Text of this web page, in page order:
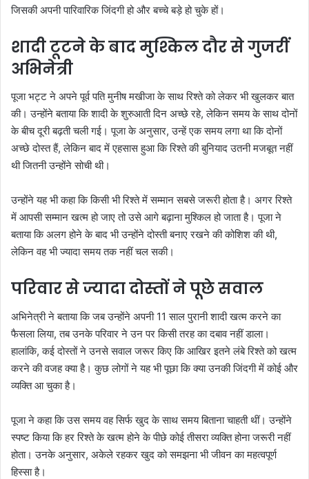
जिसकी अपनी पारिवारिक जिंदगी हो और बच्चे बड़े हो चुके हों।
शादी टूटने के बाद मुश्किल दौर से गुजरीं
अभिनेत्री
पूजा भट्ट ने अपने पूर्व पति मुनीष मखीजा के साथ रिश्ते को लेकर भी खुलकर बात
की। उन्होंने बताया कि शादी के शुरुआती दिन अच्छे रहे, लेकिन समय के साथ दोनों
के बीच दूरी बढ़ती चली गई। पूजा के अनुसार, उन्हें एक समय लगा था कि दोनों
अच्छे दोस्त हैं, लेकिन बाद में एहसास हुआ कि रिश्ते की बुनियाद उतनी मजबूत नहीं
थी जितनी उन्होंने सोची थी।
उन्होंने यह भी कहा कि किसी भी रिश्ते में सम्मान सबसे जरूरी होता है। अगर रिश्ते
में आपसी सम्मान खत्म हो जाए तो उसे आगे बढ़ाना मुश्किल हो जाता है। पूजा ने
बताया कि अलग होने के बाद भी उन्होंने दोस्ती बनाए रखने की कोशिश की थी,
लेकिन वह भी ज्यादा समय तक नहीं चल सकी।
परिवार से ज्यादा दोस्तों ने पूछे सवाल
अभिनेत्री ने बताया कि जब उन्होंने अपनी 11 साल पुरानी शादी खत्म करने का
फैसला लिया, तब उनके परिवार ने उन पर किसी तरह का दबाव नहीं डाला।
हालांकि, कई दोस्तों ने उनसे सवाल जरूर किए कि आखिर इतने लंबे रिश्ते को खत्म
करने की वजह क्या है। कुछ लोगों ने यह भी पूछा कि क्या उनकी जिंदगी में कोई और
व्यक्ति आ चुका है।
पूजा ने कहा कि उस समय वह सिर्फ खुद के साथ समय बिताना चाहती थीं। उन्होंने
स्पष्ट किया कि हर रिश्ते के खत्म होने के पीछे कोई तीसरा व्यक्ति होना जरूरी नहीं
होता। उनके अनुसार, अकेले रहकर खुद को समझना भी जीवन का महत्वपूर्ण
हिस्सा है।